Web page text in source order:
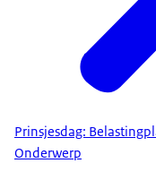
Prinsjesdag:
Onderwerp